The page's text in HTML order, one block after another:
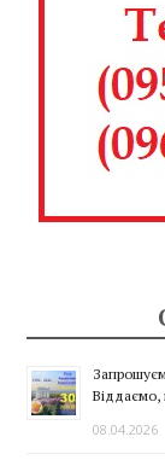
Віддаємо,
08.04.2026